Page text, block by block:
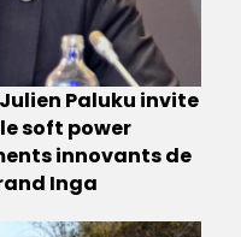
Paluku invite
le soft power
innovants de
Inga